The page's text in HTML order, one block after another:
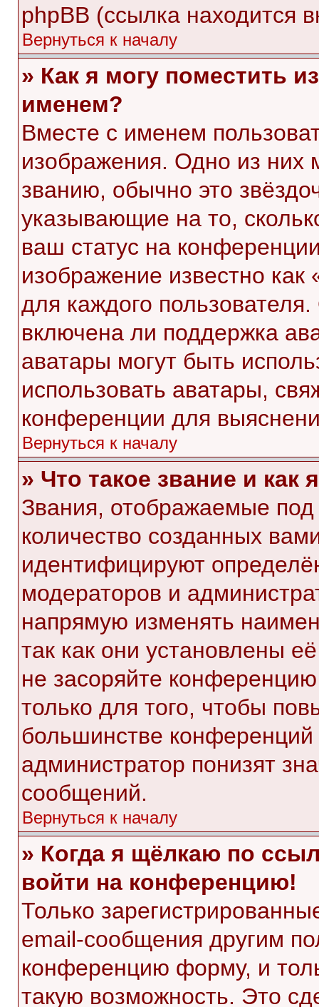
phpBB (ссылка находится
Вернуться к началу
» Как я могу поместить
именем?
Вместе с именем
изображения. Одно из них
званию, обычно это
указывающие на то,
ваш статус на
изображение известно
для каждого
включена ли поддержка
аватары могут быть
использовать аватары,
конференции для
Вернуться к началу
» Что такое звание и как
Звания, отображаемые
количество созданных
идентифицируют
модераторов и
напрямую изменять
так как они установлены
не засоряйте
только для того, чтобы
большинстве
администратор понизят
сообщений.
Вернуться к началу
» Когда я щёлкаю по
войти на конференцию!
Только
email-сообщения другим
конференцию форму, и
такую возможность. Это